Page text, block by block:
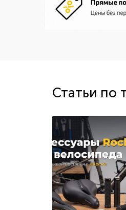
Статьи по